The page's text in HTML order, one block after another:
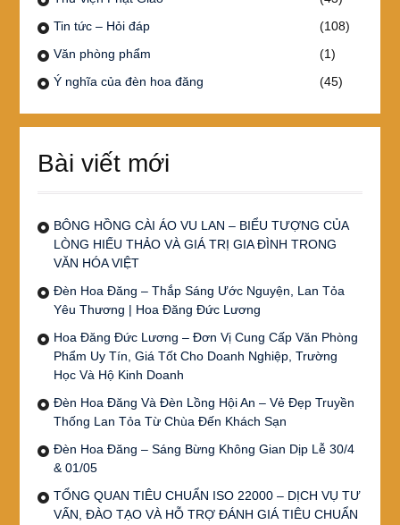
Tin tức – Hỏi đáp
(108)
Văn phòng phẩm
(1)
Ý nghĩa của đèn hoa đăng
(45)
Bài viết mới
BÔNG HỒNG CÀI ÁO VU LAN – BIỂU TƯỢNG CỦA
LÒNG HIẾU THẢO VÀ GIÁ TRỊ GIA ĐÌNH TRONG
VĂN HÓA VIỆT
Đèn Hoa Đăng – Thắp Sáng Ước Nguyện, Lan Tỏa
Yêu Thương | Hoa Đăng Đức Lương
Hoa Đăng Đức Lương – Đơn Vị Cung Cấp Văn Phòng
Phẩm Uy Tín, Giá Tốt Cho Doanh Nghiệp, Trường
Học Và Hộ Kinh Doanh
Đèn Hoa Đăng Và Đèn Lồng Hội An – Vẻ Đẹp Truyền
Thống Lan Tỏa Từ Chùa Đến Khách Sạn
Đèn Hoa Đăng – Sáng Bừng Không Gian Dịp Lễ 30/4
& 01/05
TỔNG QUAN TIÊU CHUẨN ISO 22000 – DỊCH VỤ TƯ
VẤN, ĐÀO TẠO VÀ HỖ TRỢ ĐÁNH GIÁ TIÊU CHUẨN